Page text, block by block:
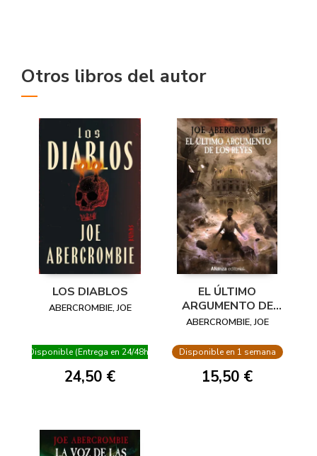
Otros libros del autor
LOS DIABLOS
ABERCROMBIE, JOE
Disponible (Entrega en 24/48h)
24,50 €
EL ÚLTIMO
ARGUMENTO DE
LOS REYES
ABERCROMBIE, JOE
Disponible en 1 semana
15,50 €